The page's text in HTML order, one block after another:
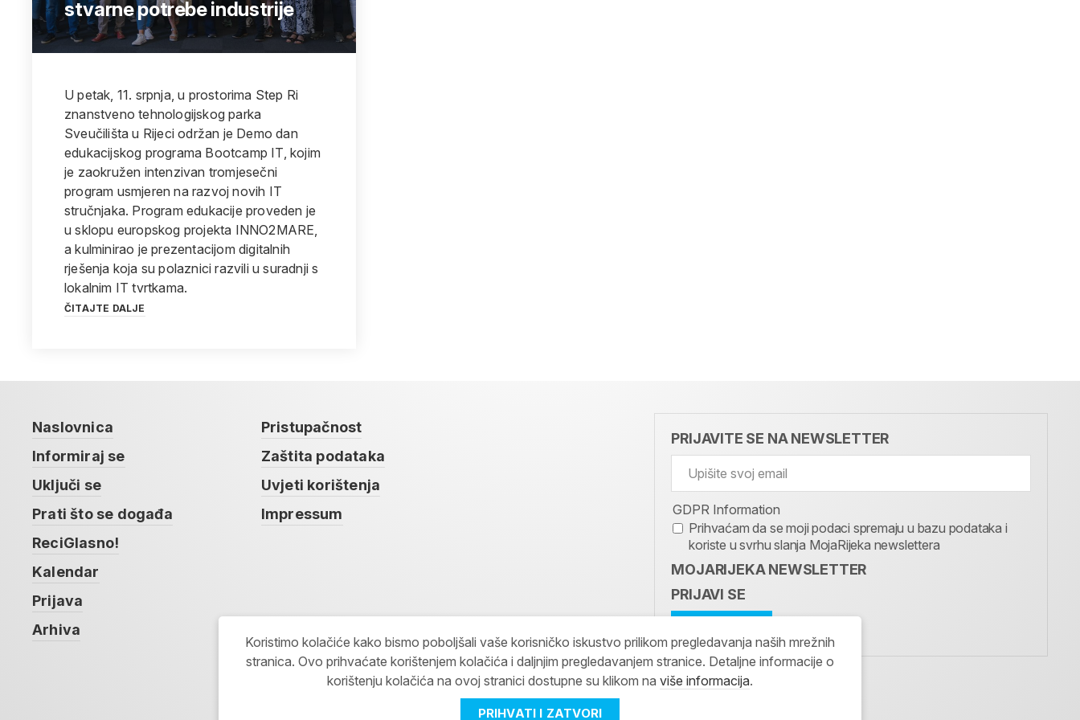
stvarne potrebe industrije
U petak, 11. srpnja, u prostorima Step Ri
znanstveno tehnologijskog parka
Sveučilišta u Rijeci održan je Demo dan
edukacijskog programa Bootcamp IT, kojim
je zaokružen intenzivan tromjesečni
program usmjeren na razvoj novih IT
stručnjaka. Program edukacije proveden je
u sklopu europskog projekta INNO2MARE,
a kulminirao je prezentacijom digitalnih
rješenja koja su polaznici razvili u suradnji s
lokalnim IT tvrtkama.
ČITAJTE DALJE
Naslovnica
Informiraj se
Uključi se
Prati što se događa
ReciGlasno!
Kalendar
Prijava
Arhiva
Pristupačnost
Zaštita podataka
Uvjeti korištenja
Impressum
PRIJAVITE SE NA NEWSLETTER
GDPR Information
Prihvaćam da se moji podaci spremaju u bazu podataka i
koriste u svrhu slanja MojaRijeka newslettera
MOJARIJEKA NEWSLETTER
PRIJAVI SE
Koristimo kolačiće kako bismo poboljšali vaše korisničko iskustvo prilikom pregledavanja naših mrežnih
stranica. Ovo prihvaćate korištenjem kolačića i daljnjim pregledavanjem stranice. Detaljne informacije o
korištenju kolačića na ovoj stranici dostupne su klikom na više informacija.
PRIHVATI I ZATVORI